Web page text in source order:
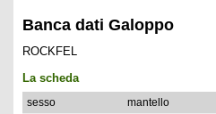
Banca dati Galoppo
ROCKFEL
La scheda
sesso mantello